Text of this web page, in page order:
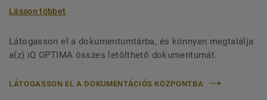
Lásson többet
Látogasson el a dokumentumtárba, és könnyen megtalálja
a(z) iQ OPTIMA összes letölthető dokumentumát.
LÁTOGASSON EL A DOKUMENTÁCIÓS KÖZPONTBA